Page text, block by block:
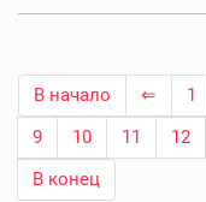
В начало ⇐ 1
9
10 11 12
В конец